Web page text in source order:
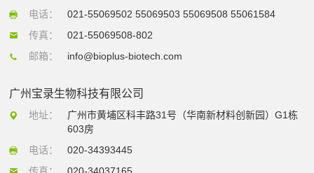
电话：
021-55069502 55069503 55069508 55061584
传真：
021-55069508-802
邮箱：
info@bioplus-biotech.com
广州宝录生物科技有限公司
地址：
广州市黄埔区科丰路31号（华南新材料创新园）G1栋
603房
电话：
020-34393445